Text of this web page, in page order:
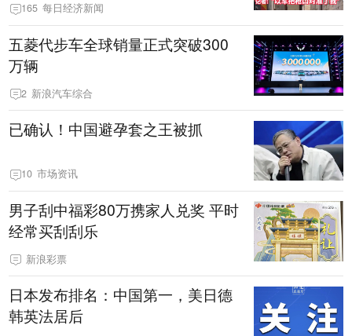
165 每日经济新闻
五菱代步车全球销量正式突破300
万辆
2 新浪汽车综合
已确认！中国避孕套之王被抓
10 市场资讯
男子刮中福彩80万携家人兑奖 平时
经常买刮刮乐
新浪彩票
日本发布排名：中国第一，美日德
韩英法居后